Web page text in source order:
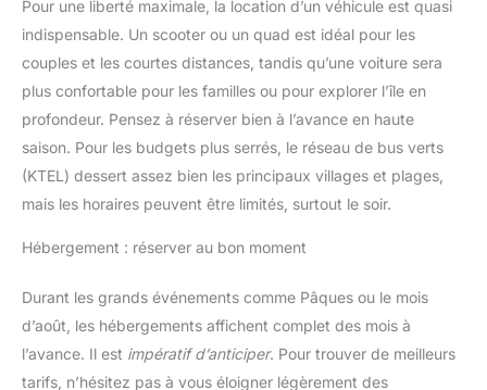
Pour une liberté maximale, la location d’un véhicule est quasi
indispensable. Un scooter ou un quad est idéal pour les
couples et les courtes distances, tandis qu’une voiture sera
plus confortable pour les familles ou pour explorer l’île en
profondeur. Pensez à réserver bien à l’avance en haute
saison. Pour les budgets plus serrés, le réseau de bus verts
(KTEL) dessert assez bien les principaux villages et plages,
mais les horaires peuvent être limités, surtout le soir.
Hébergement : réserver au bon moment
Durant les grands événements comme Pâques ou le mois
d’août, les hébergements affichent complet des mois à
l’avance. Il est impératif d’anticiper. Pour trouver de meilleurs
tarifs, n’hésitez pas à vous éloigner légèrement des